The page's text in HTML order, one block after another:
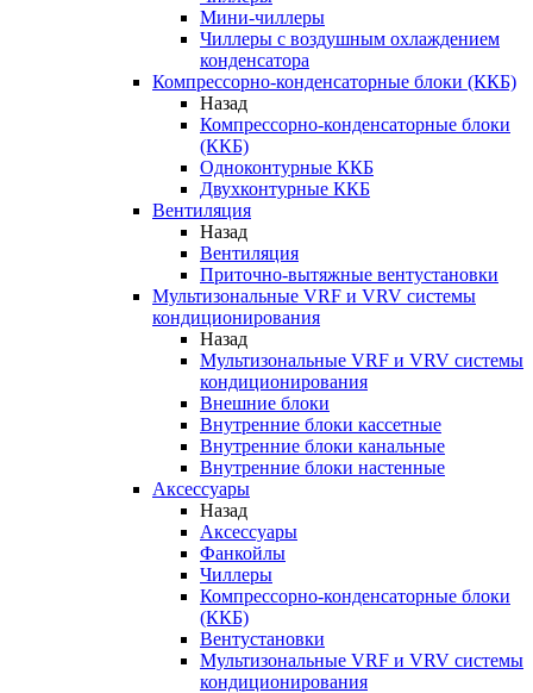
Мини-чиллеры
Чиллеры с воздушным охлаждением
конденсатора
Компрессорно-конденсаторные блоки (ККБ)
Назад
Компрессорно-конденсаторные блоки
(ККБ)
Одноконтурные ККБ
Двухконтурные ККБ
Вентиляция
Назад
Вентиляция
Приточно-вытяжные вентустановки
Мультизональные VRF и VRV системы
кондиционирования
Назад
Мультизональные VRF и VRV системы
кондиционирования
Внешние блоки
Внутренние блоки кассетные
Внутренние блоки канальные
Внутренние блоки настенные
Аксессуары
Назад
Аксессуары
Фанкойлы
Чиллеры
Компрессорно-конденсаторные блоки
(ККБ)
Вентустановки
Мультизональные VRF и VRV системы
кондиционирования